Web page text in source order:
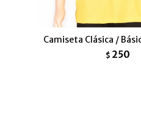
Camiseta Clásica /
$ 250